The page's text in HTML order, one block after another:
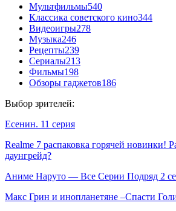
Мультфильмы540
Классика советского кино344
Видеоигры278
Музыка246
Рецепты239
Сериалы213
Фильмы198
Обзоры гаджетов186
Выбор зрителей:
Есенин. 11 серия
Realme 7 распаковка горячей новинки!
даунгрейд?
Аниме Наруто — Все Серии Подряд 2
Макс Грин и инопланетяне –Спасти